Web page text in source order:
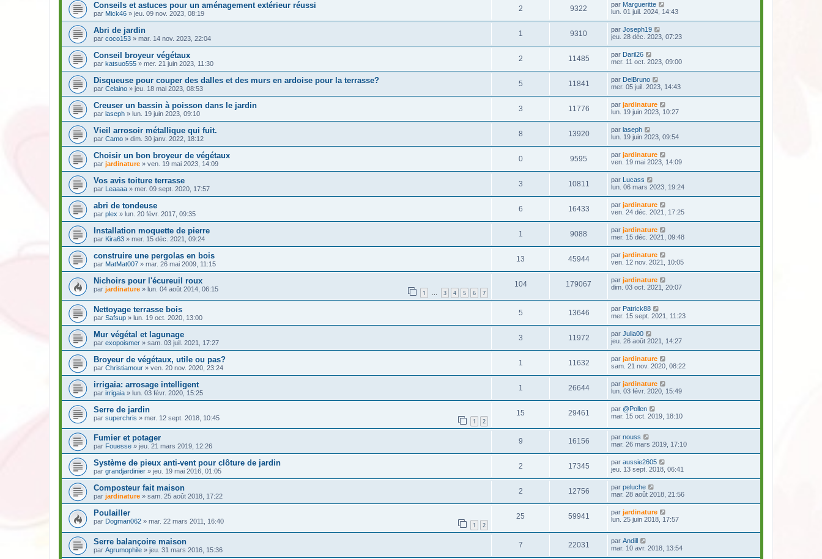
Conseils et astuces pour un aménagement extérieur réussi
par Mick46 » jeu. 09 nov. 2023, 08:19
2 9322 par Margueritte
lun. 01 juil. 2024, 14:43
Abri de jardin
par coco153 » mar. 14 nov. 2023, 22:04
1 9310 par Joseph19
jeu. 28 déc. 2023, 07:23
Conseil broyeur végétaux
par katsuo555 » mer. 21 juin 2023, 11:30
2 11485 par Daril26
mer. 11 oct. 2023, 09:00
Disqueuse pour couper des dalles et des murs en ardoise pour la terrasse?
par Celaino » jeu. 18 mai 2023, 08:53
5 11841 par DelBruno
mer. 05 juil. 2023, 14:43
Creuser un bassin à poisson dans le jardin
par laseph » lun. 19 juin 2023, 09:10
3 11776 par jardinature
lun. 19 juin 2023, 10:27
Vieil arrosoir métallique qui fuit.
par Camo » dim. 30 janv. 2022, 18:12
8 13920 par laseph
lun. 19 juin 2023, 09:54
Choisir un bon broyeur de végétaux
par jardinature » ven. 19 mai 2023, 14:09
0 9595 par jardinature
ven. 19 mai 2023, 14:09
Vos avis toiture terrasse
par Leaaaa » mer. 09 sept. 2020, 17:57
3 10811 par Lucass
lun. 06 mars 2023, 19:24
abri de tondeuse
par plex » lun. 20 févr. 2017, 09:35
6 16433 par jardinature
ven. 24 déc. 2021, 17:25
Installation moquette de pierre
par Kira63 » mer. 15 déc. 2021, 09:24
1 9088 par jardinature
mer. 15 déc. 2021, 09:48
construire une pergolas en bois
par MatMat007 » mar. 26 mai 2009, 11:15
13 45944 par jardinature
ven. 12 nov. 2021, 10:05
Nichoirs pour l'écureuil roux
par jardinature » lun. 04 août 2014, 06:15 1 … 3 4 5 6 7
104 179067 par jardinature
dim. 03 oct. 2021, 20:07
Nettoyage terrasse bois
par Safsup » lun. 19 oct. 2020, 13:00
5 13646 par Patrick88
mer. 15 sept. 2021, 11:23
Mur végétal et lagunage
par exopoismer » sam. 03 juil. 2021, 17:27
3 11972 par Julia00
jeu. 26 août 2021, 14:27
Broyeur de végétaux, utile ou pas?
par Christiamour » ven. 20 nov. 2020, 23:24
1 11632 par jardinature
sam. 21 nov. 2020, 08:22
irrigaia: arrosage intelligent
par irrigaia » lun. 03 févr. 2020, 15:25
1 26644 par jardinature
lun. 03 févr. 2020, 15:49
Serre de jardin
par superchris » mer. 12 sept. 2018, 10:45 1 2
15 29461 par @Pollen
mar. 15 oct. 2019, 18:10
Fumier et potager
par Fouesse » jeu. 21 mars 2019, 12:26
9 16156 par nouss
mar. 26 mars 2019, 17:10
Système de pieux anti-vent pour clôture de jardin
par grandjardinier » jeu. 19 mai 2016, 01:05
2 17345 par aussie2605
jeu. 13 sept. 2018, 06:41
Composteur fait maison
par jardinature » sam. 25 août 2018, 17:22
2 12756 par peluche
mar. 28 août 2018, 21:56
Poulailler
par Dogman062 » mar. 22 mars 2011, 16:40 1 2
25 59941 par jardinature
lun. 25 juin 2018, 17:57
Serre balançoire maison
par Agrumophile » jeu. 31 mars 2016, 15:36
7 22031 par Andill
mar. 10 avr. 2018, 13:54